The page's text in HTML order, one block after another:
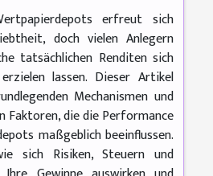
erfreut sich
doch vielen Anlegern
tatsächlichen Renditen sich
lassen. Dieser Artikel
Mechanismen und
Faktoren, die die Performance
maßgeblich beeinflussen.
sich Risiken, Steuern und